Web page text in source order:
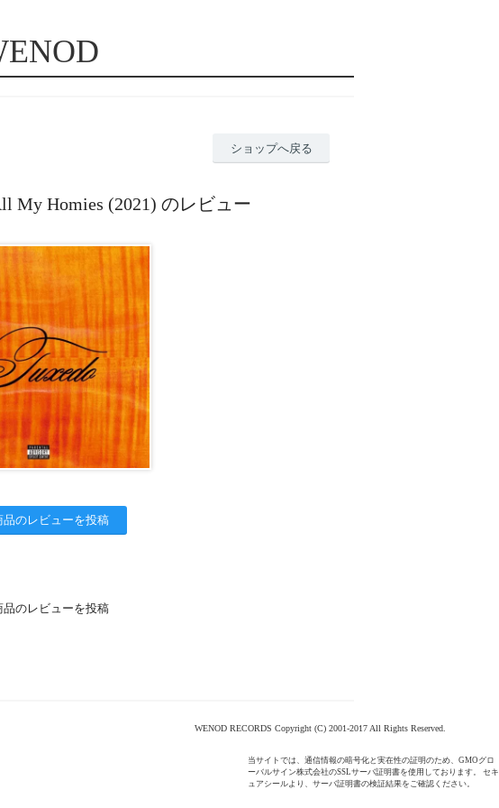
ショップへ戻る
My Homies (2021) のレビュー
品のレビューを投稿
品のレビューを投稿
WENOD RECORDS Copyright (C) 2001-2017 All Rights Reserved.
当サイトでは、通信情報の暗号化と実在性の証明のため、GMOグロ
ーバルサイン株式会社のSSLサーバ証明書を使用しております。 セキ
ュアシールより、サーバ証明書の検証結果をご確認ください。